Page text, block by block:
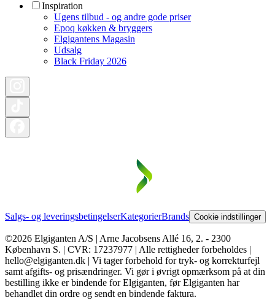
Inspiration
Ugens tilbud - og andre gode priser
Epoq køkken & bryggers
Elgigantens Magasin
Udsalg
Black Friday 2026
Salgs- og leveringsbetingelserKategorierBrands Cookie indstillinger
©2026 Elgiganten A/S | Arne Jacobsens Allé 16, 2. - 2300
København S. | CVR: 17237977 | Alle rettigheder forbeholdes |
hello@elgiganten.dk | Vi tager forbehold for tryk- og korrekturfejl
samt afgifts- og prisændringer. Vi gør i øvrigt opmærksom på at din
bestilling ikke er bindende for Elgiganten, før Elgiganten har
behandlet din ordre og sendt en bindende faktura.